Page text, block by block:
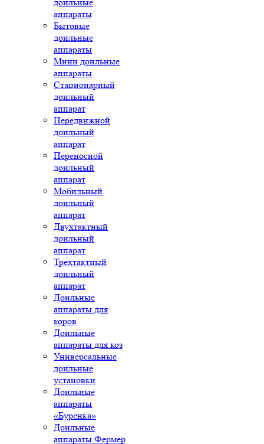
аппараты
Бытовые
доильные
аппараты
Мини доильные
аппараты
Стационарный
доильный
аппарат
Передвижной
доильный
аппарат
Переносной
доильный
аппарат
Мобильный
доильный
аппарат
Двухтактный
доильный
аппарат
Трехтактный
доильный
аппарат
Доильные
аппараты для
коров
Доильные
аппараты для коз
Универсальные
доильные
установки
Доильные
аппараты
«Буренка»
Доильные
аппараты Фермер